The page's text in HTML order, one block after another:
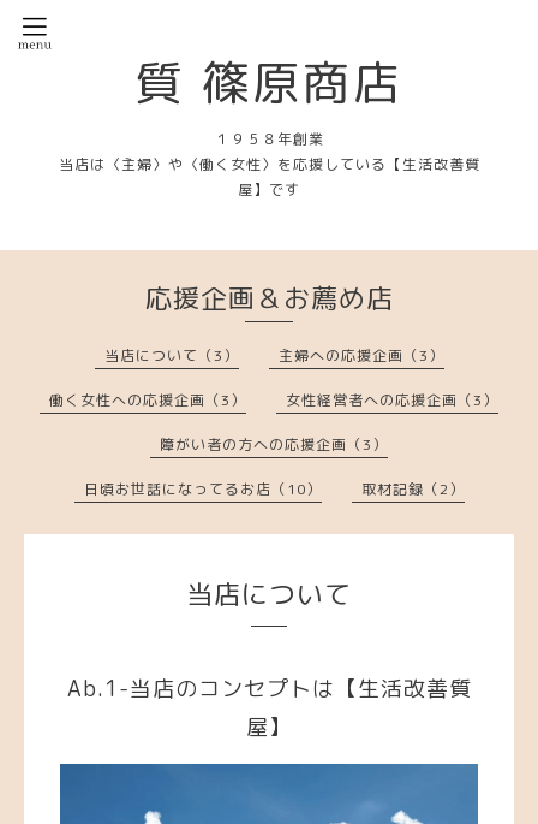
質 篠原商店
１９５８年創業
当店は〈主婦〉や〈働く女性〉を応援している【生活改善質
屋】です
応援企画＆お薦め店
当店について（3） 主婦への応援企画（3）
働く女性への応援企画（3） 女性経営者への応援企画（3）
障がい者の方への応援企画（3）
日頃お世話になってるお店（10） 取材記録（2）
当店について
Ab.1-当店のコンセプトは【生活改善質
屋】